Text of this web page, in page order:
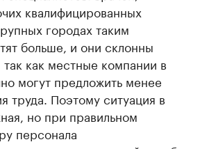
квалифицированных
городах таким
больше, и они склонны
так как местные компании в
могут предложить менее
труда. Поэтому ситуация в
но при правильном
персонала